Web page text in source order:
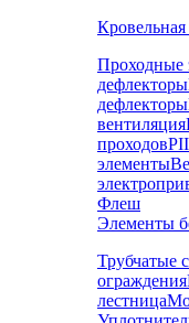
Проходные
дефлекторы
дефлекторы
вентиляция
проходов
элементы
Флеш
Элементы
Трубчатые
ограждения
лестница